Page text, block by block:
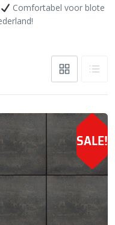
Comfortabel voor blote
SALE!